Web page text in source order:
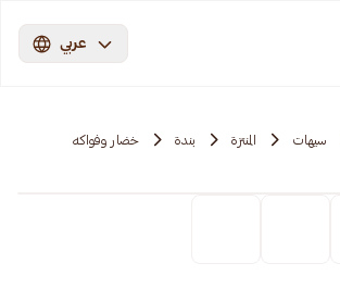
عربي
سيهات المنتزة بندة خضار وفواكه